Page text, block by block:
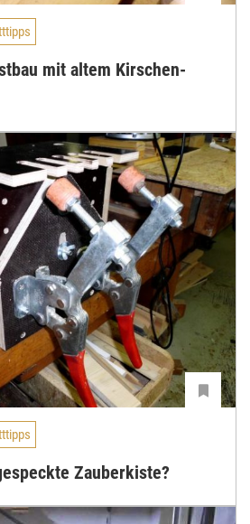
mit altem Kirschen-
Zauberkiste?